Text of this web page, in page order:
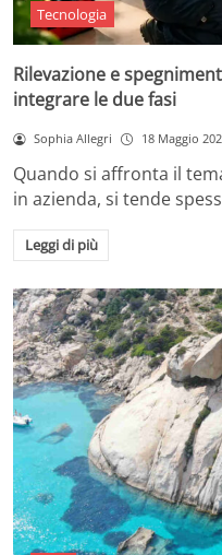
Tecnologia
Rilevazione e
integrare le due fasi
Sophia Allegri 18 Maggio
Quando si affronta il
in azienda, si tende
Leggi di più